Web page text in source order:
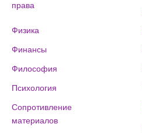
права
Физика
Финансы
Философия
Психология
Сопротивление
материалов